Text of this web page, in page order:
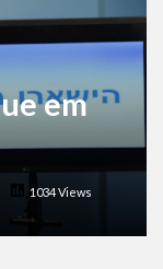
da JNS 2026
em
1034 Views